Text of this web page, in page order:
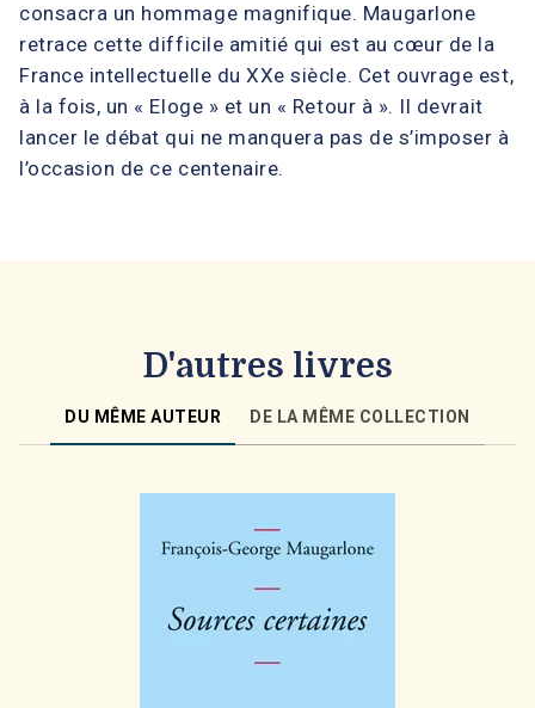
consacra un hommage magnifique. Maugarlone
retrace cette difficile amitié qui est au cœur de la
France intellectuelle du XXe siècle. Cet ouvrage est,
à la fois, un « Eloge » et un « Retour à ». Il devrait
lancer le débat qui ne manquera pas de s’imposer à
l’occasion de ce centenaire.
D'autres livres
DU MÊME AUTEUR DE LA MÊME COLLECTION